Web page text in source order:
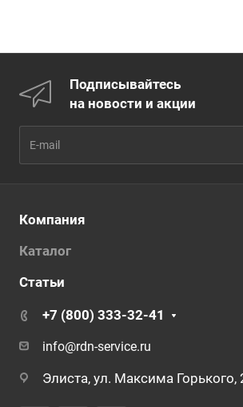
Подписывайтесь
на новости и акции
Компания
Каталог
Статьи
+7 (800) 333-32-41
info@rdn-service.ru
Элиста, ул. Максима Горького,